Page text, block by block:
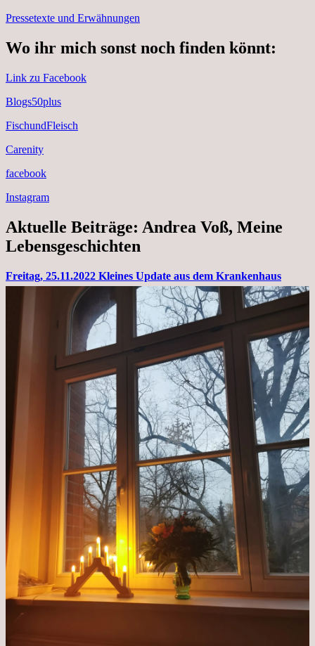
Pressetexte und Erwähnungen
Wo ihr mich sonst noch finden könnt:
Link zu Facebook
Blogs50plus
FischundFleisch
Carenity
facebook
Instagram
Aktuelle Beiträge: Andrea Voß, Meine
Lebensgeschichten
Freitag, 25.11.2022 Kleines Update aus dem Krankenhaus